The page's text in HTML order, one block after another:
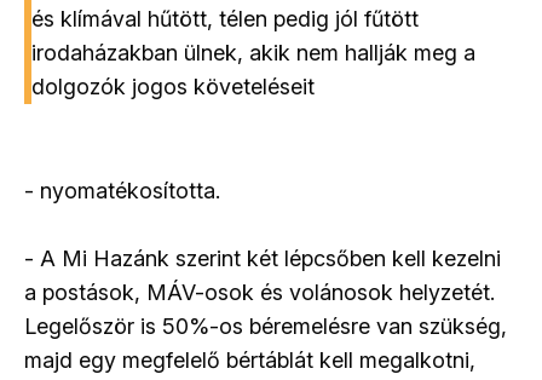
és klímával hűtött, télen pedig jól fűtött
irodaházakban ülnek, akik nem hallják meg a
dolgozók jogos követeléseit
- nyomatékosította.
- A Mi Hazánk szerint két lépcsőben kell kezelni
a postások, MÁV-osok és volánosok helyzetét.
Legelőször is 50%-os béremelésre van szükség,
majd egy megfelelő bértáblát kell megalkotni,